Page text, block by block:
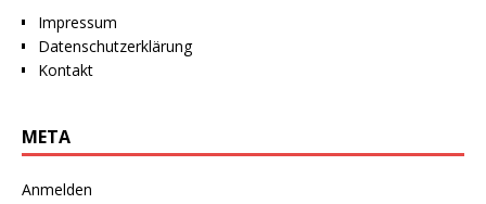
Impressum
Datenschutzerklärung
Kontakt
META
Anmelden